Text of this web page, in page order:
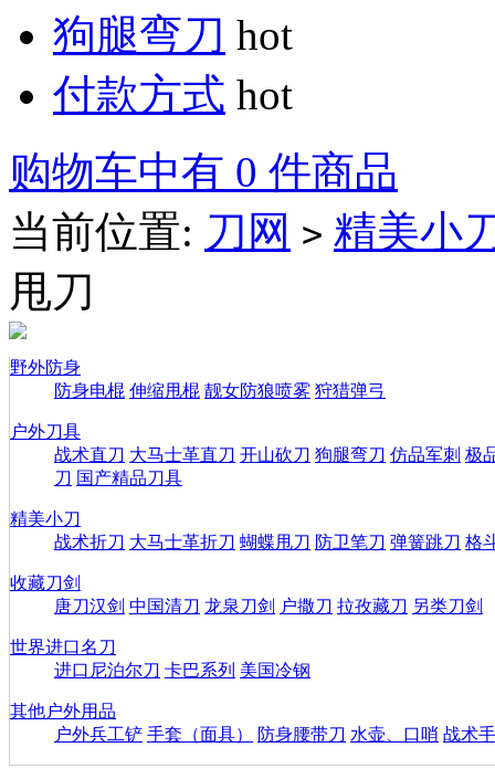
狗腿弯刀 hot
付款方式 hot
购物车中有 0 件商品
当前位置: 刀网 > 精美小
甩刀
野外防身
防身电棍 伸缩甩棍 靓女防狼喷雾 狩猎弹弓
户外刀具
战术直刀 大马士革直刀 开山砍刀 狗腿弯刀 仿品军刺 极
刀 国产精品刀具
精美小刀
战术折刀 大马士革折刀 蝴蝶甩刀 防卫笔刀 弹簧跳刀 格
收藏刀剑
唐刀汉剑 中国清刀 龙泉刀剑 户撒刀 拉孜藏刀 另类刀剑
世界进口名刀
进口尼泊尔刀 卡巴系列 美国冷钢
其他户外用品
户外兵工铲 手套（面具） 防身腰带刀 水壶、口哨 战术